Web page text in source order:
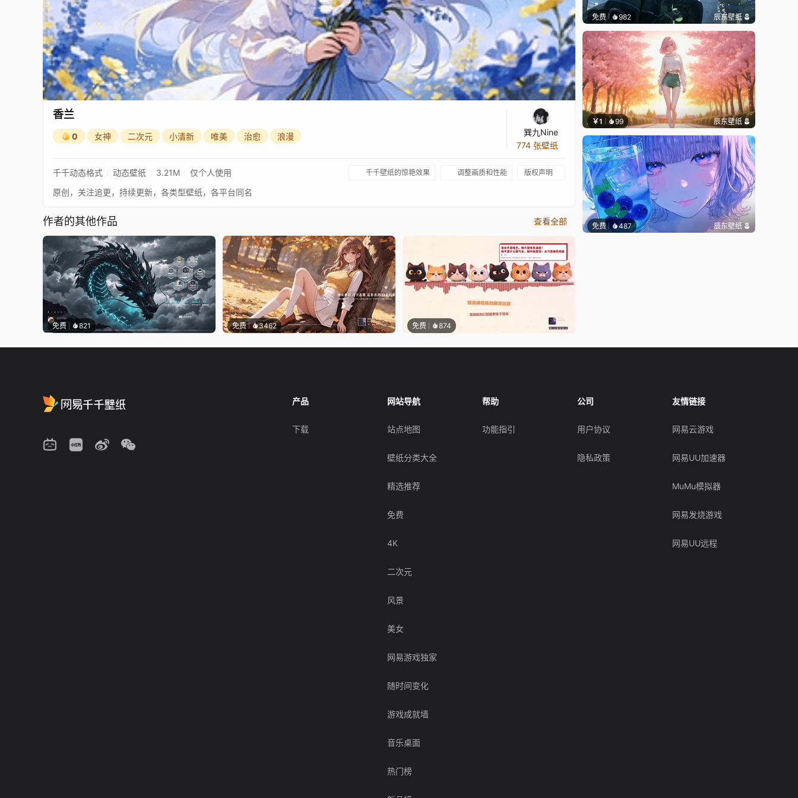
香兰
0 女神 二次元 小清新 唯美 治愈 浪漫
巽九Nine
774 张壁纸
千千动态格式 动态壁纸 3.21M 仅个人使用 千千壁纸的惊艳效果 调整画质和性能 版权声明
原创，关注追更，持续更新，各类型壁纸，各平台同名
作者的其他作品 查看全部
免费 821 免费 3462 免费 874
免费 982 辰东壁纸
￥1 99 辰东壁纸
免费 487 辰东壁纸
产品
下载
网站导航
站点地图
壁纸分类大全
精选推荐
免费
4K
二次元
风景
美女
网易游戏独家
随时间变化
游戏成就墙
音乐桌面
热门榜
帮助
功能指引
公司
用户协议
隐私政策
友情链接
网易云游戏
网易UU加速器
MuMu模拟器
网易发烧游戏
网易UU远程